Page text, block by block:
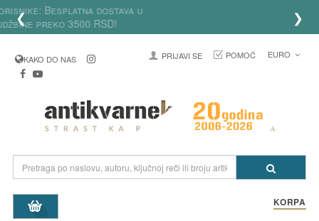
❮
Za registrovane korisnike: Besplatna dostava u
Srbiji za porudžbine preko 3500 RSD!
❯
KAKO DO NAS PRIJAVI SE POMOĆ EURO
KORPA